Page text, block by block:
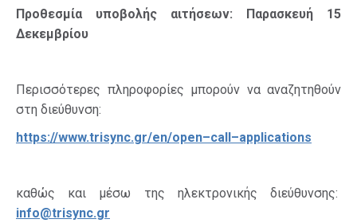
Προθεσμία υποβολής αιτήσεων: Παρασκευή 15
Δεκεμβρίου
Περισσότερες πληροφορίες μπορούν να αναζητηθούν
στη διεύθυνση:
https://www.trisync.gr/en/open–call–applications
καθώς και μέσω της ηλεκτρονικής διεύθυνσης:
info@trisync.gr